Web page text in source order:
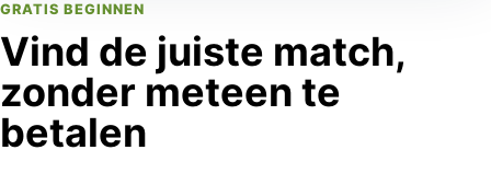
GRATIS BEGINNEN
Vind de juiste match,
zonder meteen te
betalen